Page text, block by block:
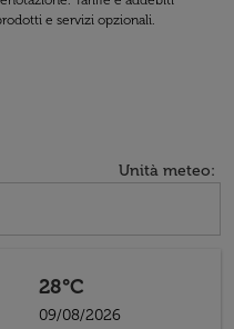
e servizi opzionali.
Unità meteo:
28°C
09/08/2026